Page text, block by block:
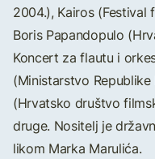
2004.), Kairos (Festival
Boris Papandopulo
Koncert za flautu i
(Ministarstvo Republike
(Hrvatsko društvo
druge. Nositelj je
likom Marka Marulića.